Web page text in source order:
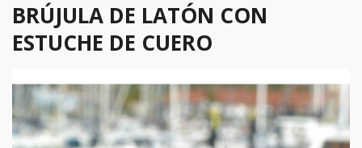
BRÚJULA DE LATÓN CON
ESTUCHE DE CUERO